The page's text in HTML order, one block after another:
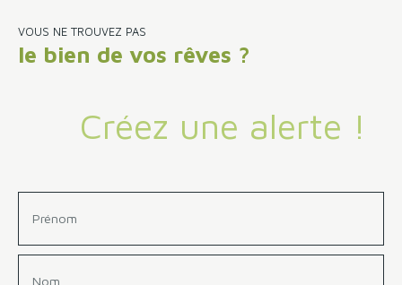
VOUS NE TROUVEZ PAS
le bien de vos rêves ?
Créez une alerte !
Prénom
Nom